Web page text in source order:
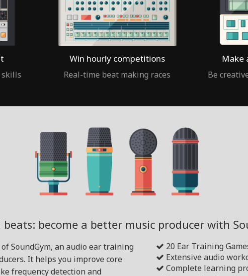
skills
Win hourly competitions
Real-time beat making races
Make
Be
beats: become a better music producer with
SoundGym, an audio ear training
It helps you improve core
frequency detection and
20 Ear Training
Extensive audio
Complete learning